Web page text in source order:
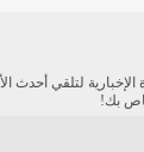
لتلقي أحدث
بك!